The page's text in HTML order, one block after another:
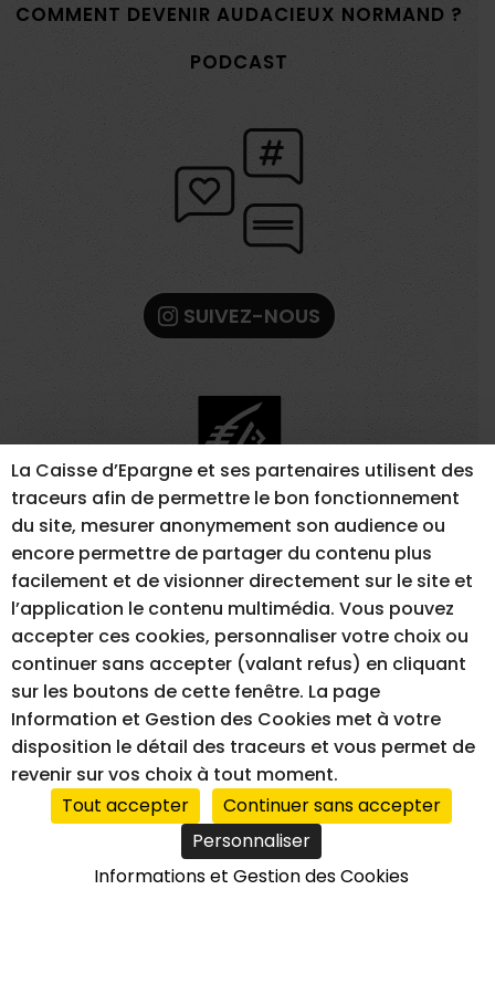
COMMENT DEVENIR AUDACIEUX NORMAND ?
PODCAST
SUIVEZ-NOUS
MENTIONS LÉGALES
GESTION DES COOKIES
ACCESSIBILITÉ – NON CONFORME
RÉALISATION DU SITE INTERNET
La Caisse d’Epargne et ses partenaires utilisent des
traceurs afin de permettre le bon fonctionnement
du site, mesurer anonymement son audience ou
encore permettre de partager du contenu plus
facilement et de visionner directement sur le site et
l’application le contenu multimédia. Vous pouvez
accepter ces cookies, personnaliser votre choix ou
continuer sans accepter (valant refus) en cliquant
sur les boutons de cette fenêtre. La page
Information et Gestion des Cookies met à votre
disposition le détail des traceurs et vous permet de
revenir sur vos choix à tout moment.
Tout accepter
Continuer sans accepter
Personnaliser
Informations et Gestion des Cookies